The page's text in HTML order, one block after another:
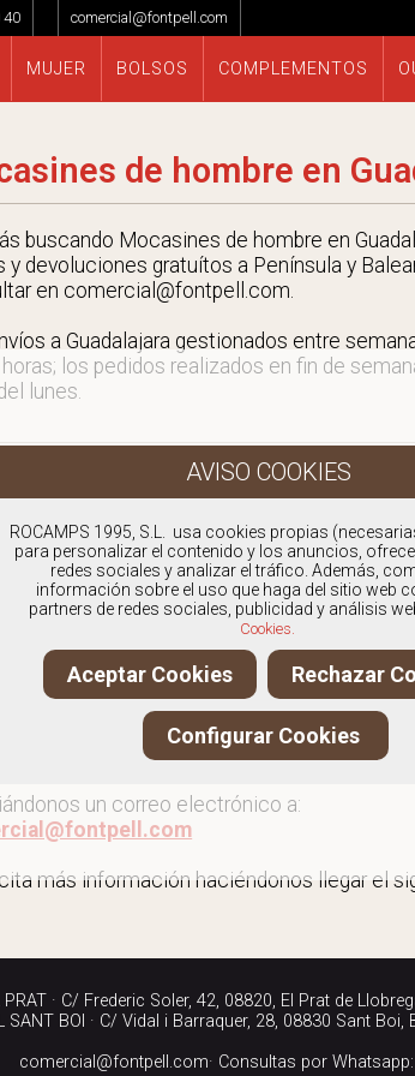
40 comercial@fontpell.com
MUJER BOLSOS COMPLEMENTOS
de hombre en
buscando Mocasines de hombre en
y devoluciones gratuítos a Península y
en comercial@fontpell.com.
a Guadalajara gestionados entre
los pedidos realizados en fin de
lunes.
especialistas en Mocasines de hombre,
más mocasines de hombre
más información llamándonos a los
040
un correo electrónico a:
más información haciéndonos llegar el
PRAT · C/ Frederic Soler, 42, 08820, El Prat de
SANT BOI · C/ Vidal i Barraquer, 28, 08830 Sant Boi,
comercial@fontpell.com· Consultas por Whatsapp:
ROCAMPS 1995, S.L. usa cookies propias
para personalizar el contenido y los anuncios,
redes sociales y analizar el tráfico. Además,
información sobre el uso que haga del sitio web
partners de redes sociales, publicidad y análisis
Cookies.
Aceptar Cookies Rechazar
Configurar Cookies